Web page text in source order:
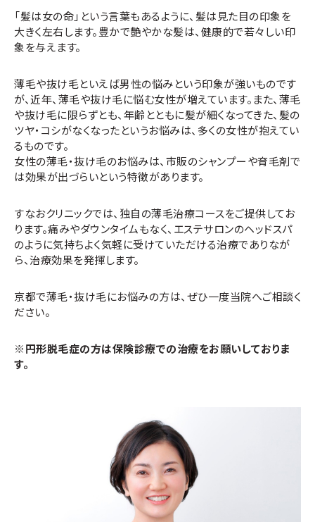
「髪は女の命」という言葉もあるように、髪は見た目の印象を
大きく左右します。豊かで艶やかな髪は、健康的で若々しい印
象を与えます。
薄毛や抜け毛といえば男性の悩みという印象が強いものです
が、近年、薄毛や抜け毛に悩む女性が増えています。また、薄毛
や抜け毛に限らずとも、年齢とともに髪が細くなってきた、髪の
ツヤ・コシがなくなったというお悩みは、多くの女性が抱えてい
るものです。
女性の薄毛・抜け毛のお悩みは、市販のシャンプーや育毛剤で
は効果が出づらいという特徴があります。
すなおクリニックでは、独自の薄毛治療コースをご提供してお
ります。痛みやダウンタイムもなく、エステサロンのヘッドスパ
のように気持ちよく気軽に受けていただける治療でありなが
ら、治療効果を発揮します。
京都で薄毛・抜け毛にお悩みの方は、ぜひ一度当院へご相談く
ださい。
※円形脱毛症の方は保険診療での治療をお願いしておりま
す。